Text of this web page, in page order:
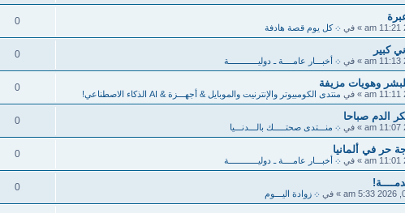
» في ܀ كل يوم قصة هادفة
0
كبير
» في ܀ أخبـــار عامــــة ـ دوليــــــــــــة
0
وهويات مزيفة
» في منتدى الكومبيوتر والإنترنيت والموبايل & أجهـــزة & AI الذكاء الاصطناعي!
0
» في ܀ منـــتدى صحتـــــك بالـــدنـــيا
0
» في ܀ أخبـــار عامــــة ـ دوليــــــــــــة
0
» في ܀ زوادة اليـــوم
0